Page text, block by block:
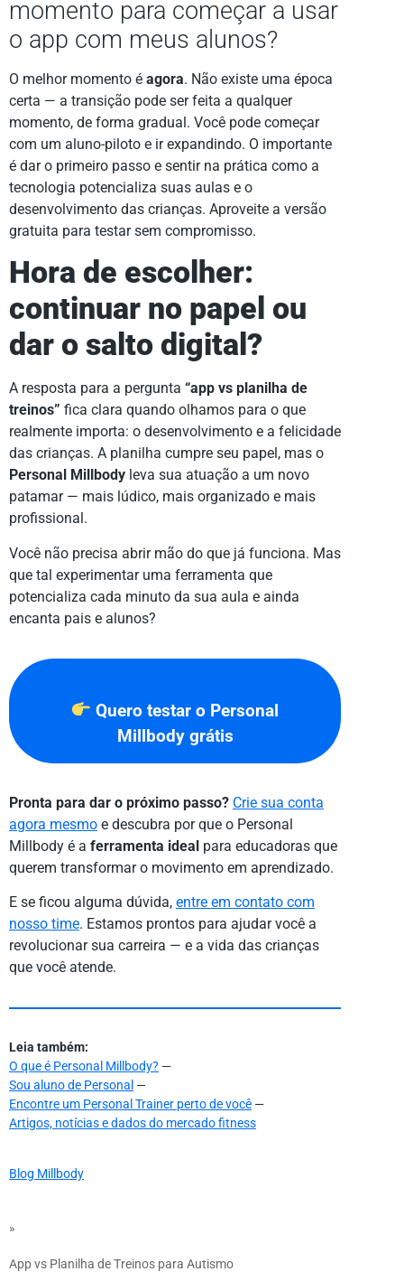
momento para começar a usar
o app com meus alunos?
O melhor momento é agora. Não existe uma época
certa — a transição pode ser feita a qualquer
momento, de forma gradual. Você pode começar
com um aluno-piloto e ir expandindo. O importante
é dar o primeiro passo e sentir na prática como a
tecnologia potencializa suas aulas e o
desenvolvimento das crianças. Aproveite a versão
gratuita para testar sem compromisso.
Hora de escolher:
continuar no papel ou
dar o salto digital?
A resposta para a pergunta “app vs planilha de
treinos” fica clara quando olhamos para o que
realmente importa: o desenvolvimento e a felicidade
das crianças. A planilha cumpre seu papel, mas o
Personal Millbody leva sua atuação a um novo
patamar — mais lúdico, mais organizado e mais
profissional.
Você não precisa abrir mão do que já funciona. Mas
que tal experimentar uma ferramenta que
potencializa cada minuto da sua aula e ainda
encanta pais e alunos?
Quero testar o Personal
Millbody grátis
Pronta para dar o próximo passo? Crie sua conta
agora mesmo e descubra por que o Personal
Millbody é a ferramenta ideal para educadoras que
querem transformar o movimento em aprendizado.
E se ficou alguma dúvida, entre em contato com
nosso time. Estamos prontos para ajudar você a
revolucionar sua carreira — e a vida das crianças
que você atende.
Leia também:
O que é Personal Millbody? —
Sou aluno de Personal —
Encontre um Personal Trainer perto de você —
Artigos, notícias e dados do mercado fitness
Blog Millbody
»
App vs Planilha de Treinos para Autismo